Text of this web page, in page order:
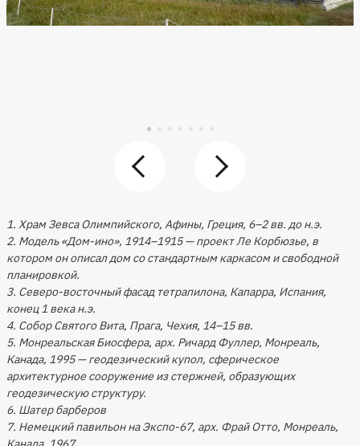
1. Храм Зевса Олимпийского, Афины, Греция, 6–2 вв. до н.э.
2. Модель «Дом-ино», 1914–1915 — проект Ле Корбюзье, в
котором он описал дом со стандартным каркасом и свободной
планировкой.
3. Северо-восточный фасад тетрапилона, Капарра, Испания,
конец 1 века н.э.
4. Собор Святого Вита, Прага, Чехия, 14–15 вв.
5. Монреальская Биосфера, арх. Ричард Фуллер, Монреаль,
Канада, 1995 — геодезический купол, сферическое
архитектурное сооружение из стержней, образующих
геодезическую структуру.
6. Шатер барберов
7. Немецкий павильон на Экспо-67, арх. Фрай Отто, Монреаль,